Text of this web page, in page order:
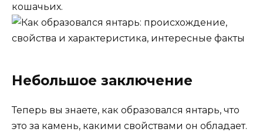
кошачьих.
Небольшое заключение
Теперь вы знаете, как образовался янтарь, что
это за камень, какими свойствами он обладает.